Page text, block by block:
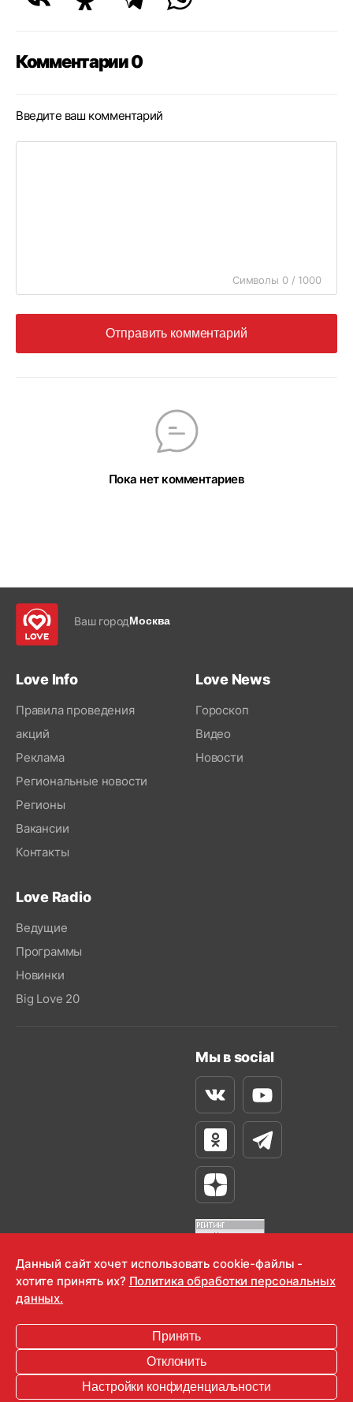
Комментарии 0
Введите ваш комментарий
Символы 0 / 1000
Отправить комментарий
Пока нет комментариев
Ваш городМосква
Love Info
Правила проведения
акций
Реклама
Региональные новости
Регионы
Вакансии
Контакты
Love News
Гороскоп
Видео
Новости
Love Radio
Ведущие
Программы
Новинки
Big Love 20
Мы в social
ВконтактеYoutube
Одноклассники
Телеграм
Яндекс Дзен
OOO "Радио-Любовь" 2000-2026
Информация для правообладателей
Данный сайт хочет использовать cookie-файлы -
хотите принять их? Политика обработки персональных
данных.
Принять
Отклонить
Настройки конфиденциальности